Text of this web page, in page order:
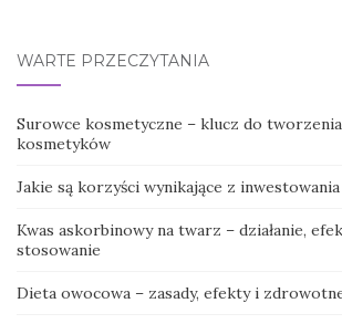
WARTE PRZECZYTANIA
Surowce kosmetyczne – klucz do
kosmetyków
Jakie są korzyści wynikające z
Kwas askorbinowy na twarz – działanie,
stosowanie
Dieta owocowa – zasady, efekty i